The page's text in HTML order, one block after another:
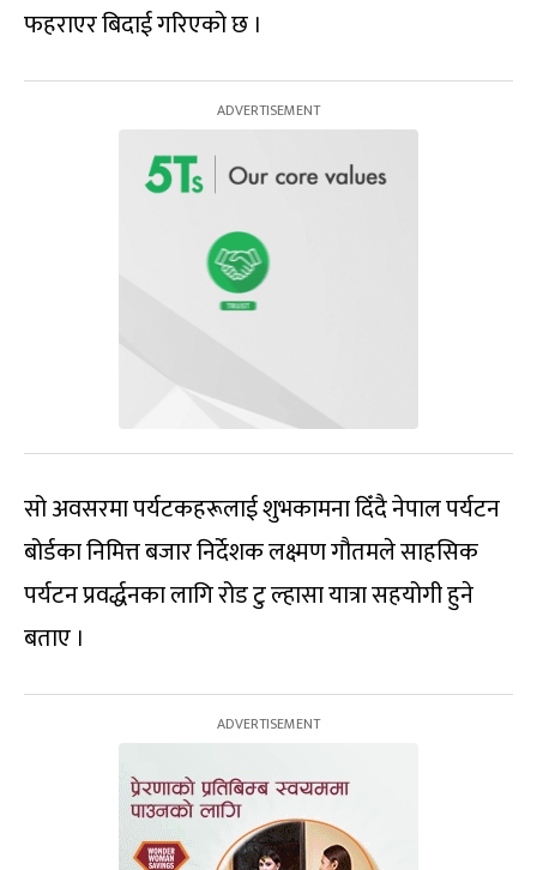
फहराएर बिदाई गरिएको छ ।
सो अवसरमा पर्यटकहरूलाई शुभकामना दिँदै नेपाल पर्यटन
बोर्डका निमित्त बजार निर्देशक लक्ष्मण गौतमले साहसिक
पर्यटन प्रवर्द्धनका लागि रोड टु ल्हासा यात्रा सहयोगी हुने
बताए ।